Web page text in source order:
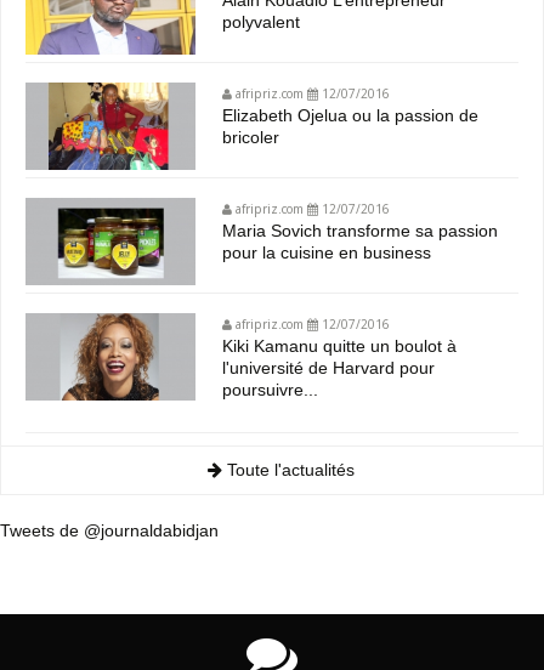
polyvalent
afripriz.com 12/07/2016
Elizabeth Ojelua ou la passion de
bricoler
afripriz.com 12/07/2016
Maria Sovich transforme sa passion
pour la cuisine en business
afripriz.com 12/07/2016
Kiki Kamanu quitte un boulot à
l'université de Harvard pour
poursuivre...
Toute l'actualités
Tweets de @journaldabidjan